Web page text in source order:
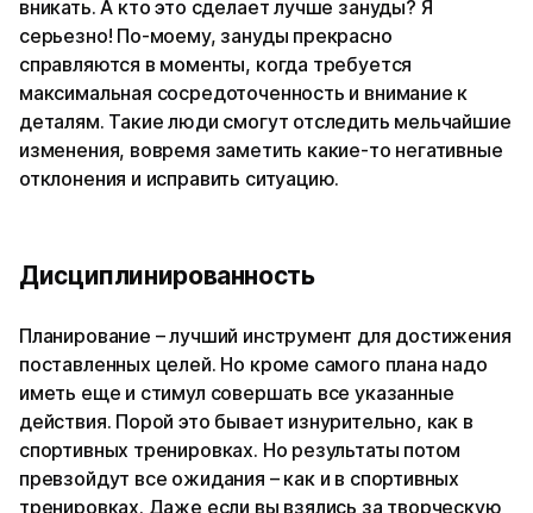
вникать. А кто это сделает лучше зануды? Я
серьезно! По-моему, зануды прекрасно
справляются в моменты, когда требуется
максимальная сосредоточенность и внимание к
деталям. Такие люди смогут отследить мельчайшие
изменения, вовремя заметить какие-то негативные
отклонения и исправить ситуацию.
Дисциплинированность
Планирование – лучший инструмент для достижения
поставленных целей. Но кроме самого плана надо
иметь еще и стимул совершать все указанные
действия. Порой это бывает изнурительно, как в
спортивных тренировках. Но результаты потом
превзойдут все ожидания – как и в спортивных
тренировках. Даже если вы взялись за творческую